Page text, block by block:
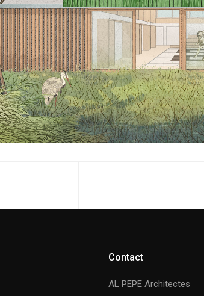
Contact
AL PEPE Architectes